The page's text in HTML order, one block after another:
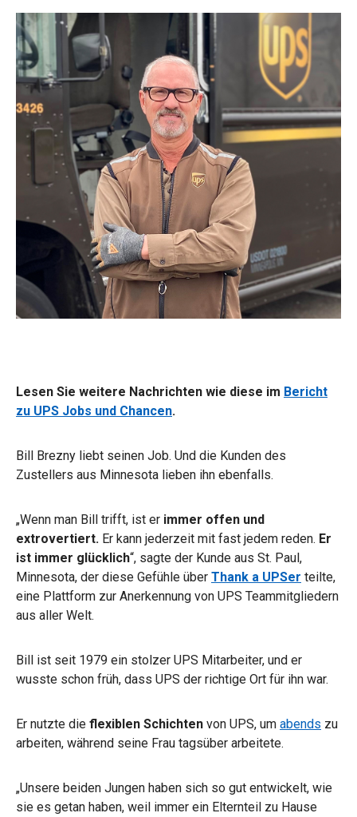
Lesen Sie weitere Nachrichten wie diese im Bericht
zu UPS Jobs und Chancen.
Bill Brezny liebt seinen Job. Und die Kunden des
Zustellers aus Minnesota lieben ihn ebenfalls.
„Wenn man Bill trifft, ist er immer offen und
extrovertiert. Er kann jederzeit mit fast jedem reden. Er
ist immer glücklich“, sagte der Kunde aus St. Paul,
Minnesota, der diese Gefühle über Thank a UPSer teilte,
eine Plattform zur Anerkennung von UPS Teammitgliedern
aus aller Welt.
Bill ist seit 1979 ein stolzer UPS Mitarbeiter, und er
wusste schon früh, dass UPS der richtige Ort für ihn war.
Er nutzte die flexiblen Schichten von UPS, um abends zu
arbeiten, während seine Frau tagsüber arbeitete.
„Unsere beiden Jungen haben sich so gut entwickelt, wie
sie es getan haben, weil immer ein Elternteil zu Hause